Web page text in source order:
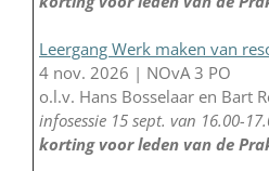
Leergang Werk maken van
4 nov. 2026 | NOvA 3 PO
o.l.v. Hans Bosselaar en Bart
infosessie 15 sept. van 16.00-
korting voor leden van de